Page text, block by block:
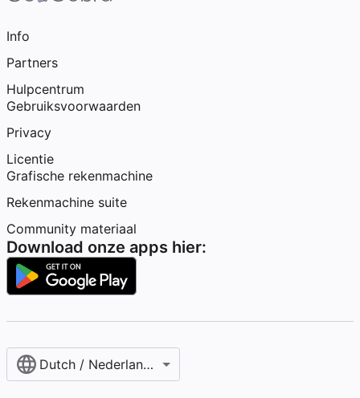
Info
Partners
Hulpcentrum
Gebruiksvoorwaarden
Privacy
Licentie
Grafische rekenmachine
Rekenmachine suite
Community materiaal
Download onze apps hier:
Dutch / Nederlands‎ (België)‎